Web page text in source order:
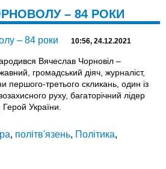
– 84 РОКИ
10:56, 24.12.2021
Вячеслав Чорновіл –
громадський діяч, журналіст,
першого-третього скликань, один із
руху, багаторічний лідер
України.
, політв'язень, Політика,